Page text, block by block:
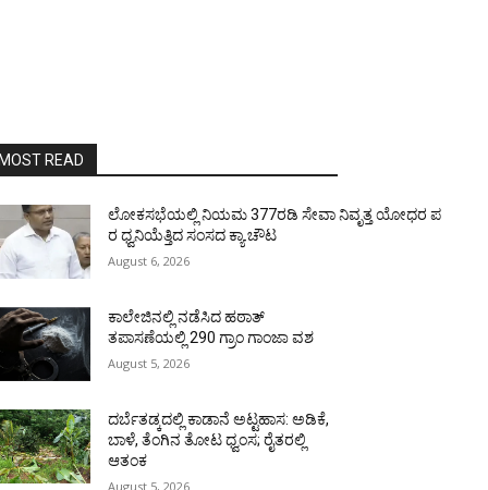
READ
ಲೋಕಸಭೆಯಲ್ಲಿ ನಿಯಮ 377ರಡಿ ಸೇವಾ ನಿವೃತ್ತ ಯೋಧರ ಪ
ರ ಧ್ವನಿಯೆತ್ತಿದ ಸಂಸದ ಕ್ಯಾ.ಚೌಟ
August 6, 2026
ಕಾಲೇಜಿನಲ್ಲಿ ನಡೆಸಿದ ಹಠಾತ್
ತಪಾಸಣೆಯಲ್ಲಿ 290 ಗ್ರಾಂ ಗಾಂಜಾ ವಶ
August 5, 2026
ದರ್ಬೆತಡ್ಕದಲ್ಲಿ ಕಾಡಾನೆ ಅಟ್ಟಹಾಸ: ಅಡಿಕೆ,
ಬಾಳೆ, ತೆಂಗಿನ ತೋಟ ಧ್ವಂಸ; ರೈತರಲ್ಲಿ
ಆತಂಕ
August 5, 2026